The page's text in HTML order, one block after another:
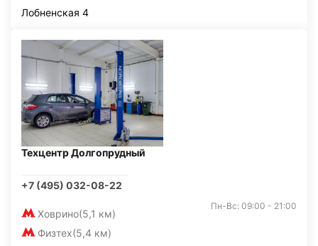
Лобненская 4
Техцентр Долгопрудный
+7 (495) 032-08-22
Ховрино(5,1 км)
Физтех(5,4 км)
Пн-Вс: 09:00 - 21:00